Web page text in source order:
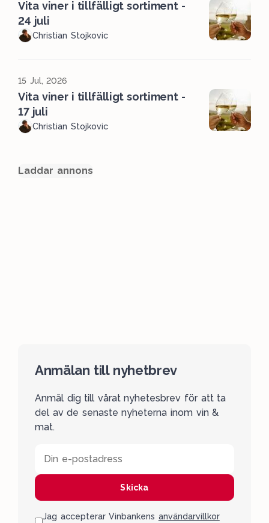
Vita viner i tillfälligt sortiment -
24 juli
Christian Stojkovic
15 Jul, 2026
Vita viner i tillfälligt sortiment -
17 juli
Christian Stojkovic
Laddar annons
Anmälan till nyhetbrev
Anmäl dig till vårat nyhetesbrev för att ta
del av de senaste nyheterna inom vin &
mat.
Din e-postadress
Skicka
Jag accepterar Vinbankens användarvillkor